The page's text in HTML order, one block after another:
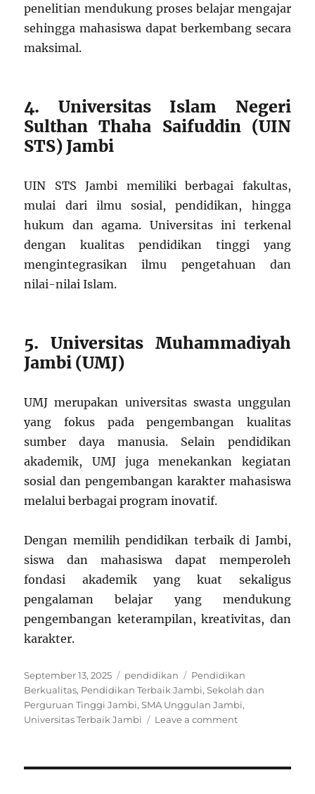
penelitian mendukung proses belajar mengajar
sehingga mahasiswa dapat berkembang secara
maksimal.
4. Universitas Islam Negeri
Sulthan Thaha Saifuddin (UIN
STS) Jambi
UIN STS Jambi memiliki berbagai fakultas,
mulai dari ilmu sosial, pendidikan, hingga
hukum dan agama. Universitas ini terkenal
dengan kualitas pendidikan tinggi yang
mengintegrasikan ilmu pengetahuan dan
nilai-nilai Islam.
5. Universitas Muhammadiyah
Jambi (UMJ)
UMJ merupakan universitas swasta unggulan
yang fokus pada pengembangan kualitas
sumber daya manusia. Selain pendidikan
akademik, UMJ juga menekankan kegiatan
sosial dan pengembangan karakter mahasiswa
melalui berbagai program inovatif.
Dengan memilih pendidikan terbaik di Jambi,
siswa dan mahasiswa dapat memperoleh
fondasi akademik yang kuat sekaligus
pengalaman belajar yang mendukung
pengembangan keterampilan, kreativitas, dan
karakter.
Posted
on
September 13, 2025 Categories
pendidikan Tags
Pendidikan
Berkualitas, Pendidikan Terbaik Jambi,Sekolah dan
Perguruan Tinggi Jambi,SMA Unggulan Jambi,
Universitas Terbaik Jambi
Leave a commenton